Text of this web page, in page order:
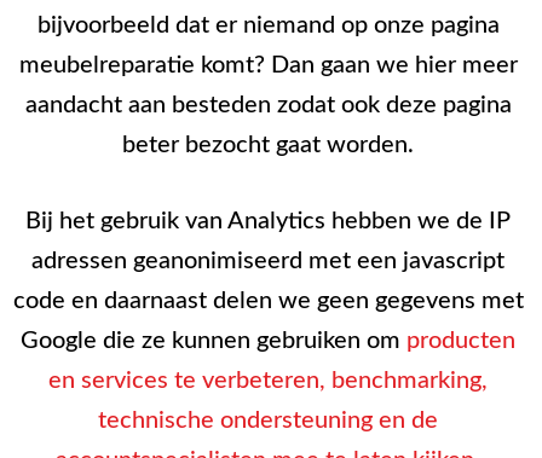
bijvoorbeeld dat er niemand op onze pagina
meubelreparatie komt? Dan gaan we hier meer
aandacht aan besteden zodat ook deze pagina
beter bezocht gaat worden.
Bij het gebruik van Analytics hebben we de IP
adressen geanonimiseerd met een javascript
code en daarnaast delen we geen gegevens met
Google die ze kunnen gebruiken om producten
en services te verbeteren, benchmarking,
technische ondersteuning en de